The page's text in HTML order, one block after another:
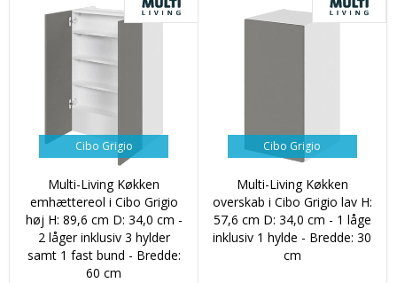
Cibo Grigio
Multi-Living Køkken
emhættereol i Cibo Grigio
høj H: 89,6 cm D: 34,0 cm -
2 låger inklusiv 3 hylder
samt 1 fast bund - Bredde:
60 cm
Cibo Grigio
Multi-Living Køkken
overskab i Cibo Grigio lav H:
57,6 cm D: 34,0 cm - 1 låge
inklusiv 1 hylde - Bredde: 30
cm